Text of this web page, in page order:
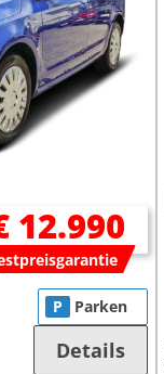
12.990
P Parken
Details